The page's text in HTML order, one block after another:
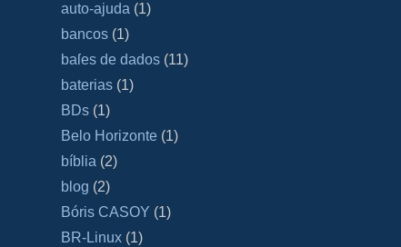
auto-ajuda (1)
bancos (1)
baſes de dados (11)
baterias (1)
BDs (1)
Belo Horizonte (1)
bíblia (2)
blog (2)
Bóris CASOY (1)
BR-Linux (1)